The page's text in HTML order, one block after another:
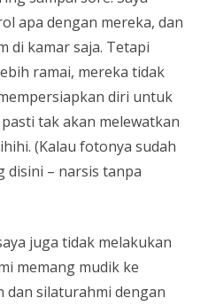
apa dengan mereka, dan
di kamar saja. Tetapi
ramai, mereka tidak
diri untuk
tak akan melewatkan
(Kalau fotonya sudah
disini – narsis tanpa
juga tidak melakukan
memang mudik ke
dan silaturahmi dengan